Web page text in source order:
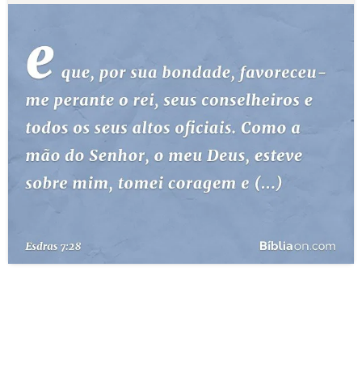
ESBOÇOS DE PREGAÇÃO
TEMAS
PERGUNTE À BÍBLIA IA
TERMO BÍBLICO JOGOS